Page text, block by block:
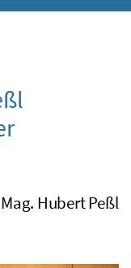
Hubert Peßl